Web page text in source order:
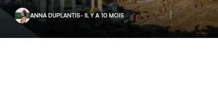
ANNA DUPLANTIS- IL Y A 10 MOIS